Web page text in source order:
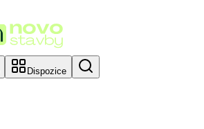
Dispozice